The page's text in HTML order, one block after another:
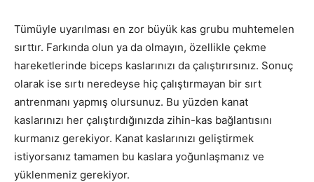
Tümüyle uyarılması en zor büyük kas grubu muhtemelen
sırttır. Farkında olun ya da olmayın, özellikle çekme
hareketlerinde biceps kaslarınızı da çalıştırırsınız. Sonuç
olarak ise sırtı neredeyse hiç çalıştırmayan bir sırt
antrenmanı yapmış olursunuz. Bu yüzden kanat
kaslarınızı her çalıştırdığınızda zihin-kas bağlantısını
kurmanız gerekiyor. Kanat kaslarınızı geliştirmek
istiyorsanız tamamen bu kaslara yoğunlaşmanız ve
yüklenmeniz gerekiyor.